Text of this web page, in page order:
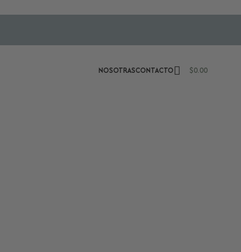
NOSOTRASCONTACTO $0.00